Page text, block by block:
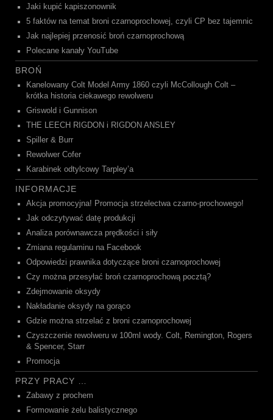
Jaki kupić kapiszonownik
5 faktów na temat broni czarnoprochowej, czyli CP bez tajemnic
Jak najlepiej przenosić broń czarnoprochową
Polecane kanały YouTube
BROŃ
Kanelowany Colt Model Army 1860 czyli McCollough Colt –
krótka historia ciekawego rewolweru
Griswold i Gunnison
THE LEECH RIGDON i RIGDON ANSLEY
Spiller & Burr
Rewolwer Cofer
Karabinek odtylcowy Tarpley’a
INFORMACJE
Akcja promocyjna! Promocja strzelectwa czarno-prochowego!
Jak odczytywać datę produkcji
Analiza porównawcza prędkości i siły
Zmiana regulaminu na Facebook
Odpowiedzi prawnika dotyczące broni czarnoprochowej
Czy można przesyłać broń czarnoprochową pocztą?
Zdejmowanie oksydy
Nakładanie oksydy na gorąco
Gdzie można strzelać z broni czarnoprochowej
Czyszczenie rewolweru w 100ml wody. Colt, Remington, Rogers
& Spencer, Starr
Promocja
PRZY PRACY …
Zabawy z prochem
Formowanie żelu balistycznego